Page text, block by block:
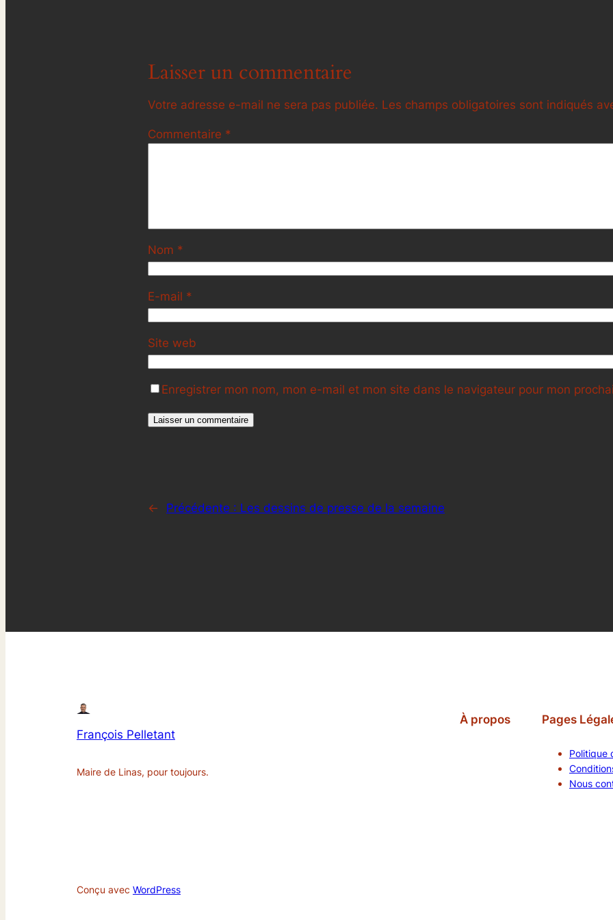
Laisser un commentaire
Votre adresse e-mail ne sera pas publiée. Les champs obligatoires sont indiqués
Commentaire *
Nom *
E-mail *
Site web
Enregistrer mon nom, mon e-mail et mon site dans le navigateur pour mon
← Précédente : Les dessins de presse de la semaine
François Pelletant
Maire de Linas, pour toujours.
À propos Pages
Politique
Nous
Conçu avec WordPress